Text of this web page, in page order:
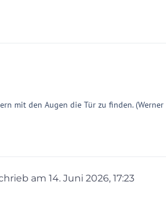
mit den Augen die Tür zu finden.
am 14. Juni 2026, 17:23
editiert von